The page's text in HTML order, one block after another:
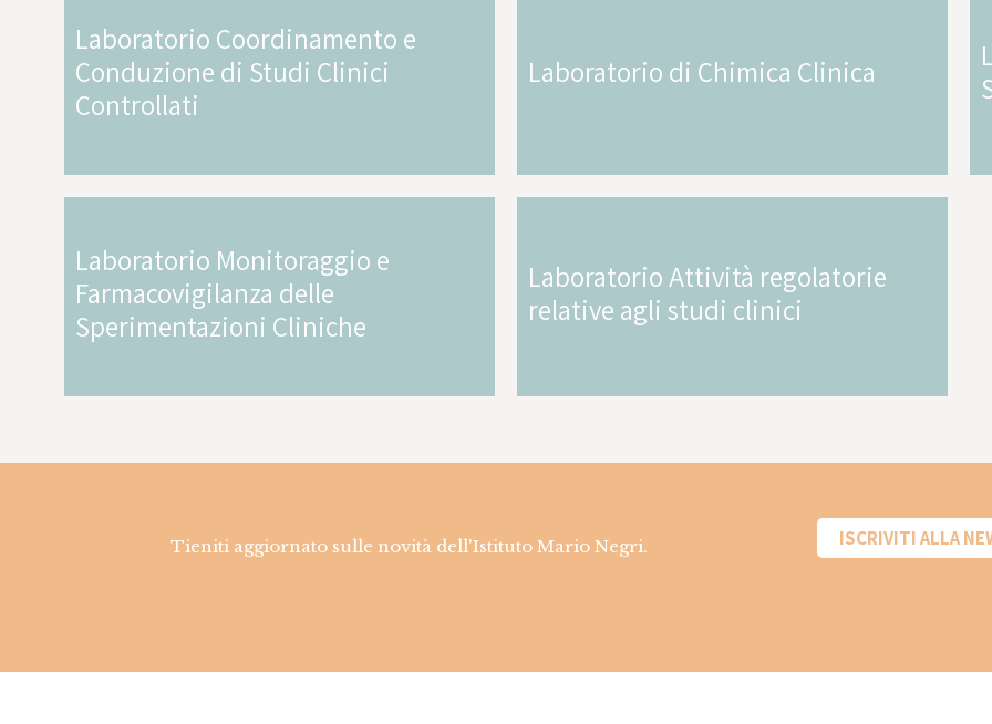
Laboratorio Coordinamento e
Conduzione di Studi Clinici
Controllati
Laboratorio di Chimica Clinica
Laboratorio Monitoraggio e
Farmacovigilanza delle
Sperimentazioni Cliniche
Laboratorio Attività regolatorie
relative agli studi clinici
Tieniti aggiornato sulle novità dell'Istituto Mario Negri. ISCRIVITI ALLA